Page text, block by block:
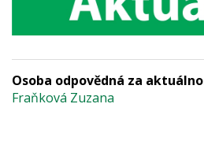
Osoba odpovědná za
Fraňková Zuzana